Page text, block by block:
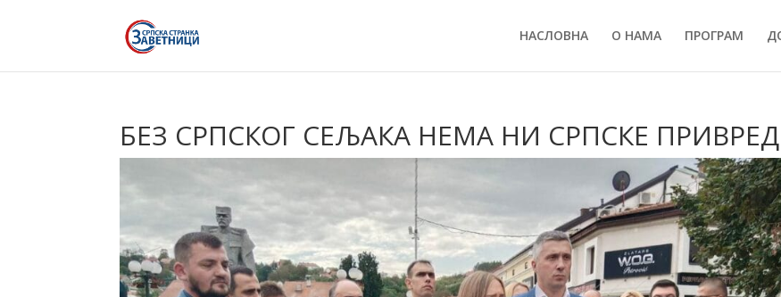
НАСЛОВНА О НАМА ПРОГРАМ
БЕЗ СРПСКОГ СЕЉАКА НЕМА НИ СРПСКЕ